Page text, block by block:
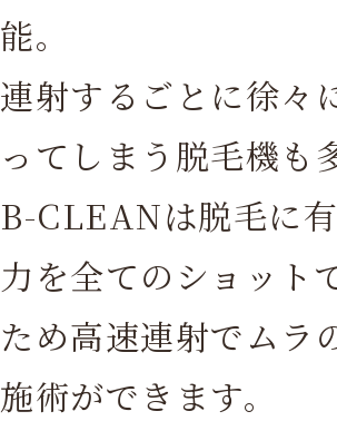
能。
連射するごとに徐々
ってしまう脱毛機も
B-CLEANは脱毛に
力を全てのショット
ため高速連射でムラ
施術ができます。